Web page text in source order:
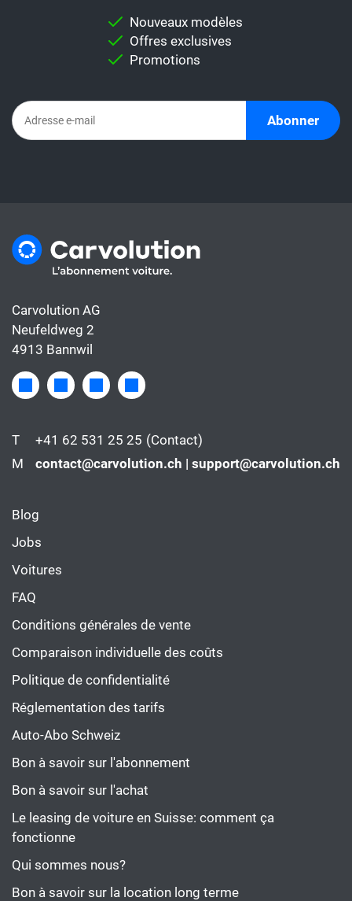
Nouveaux modèles
Offres exclusives
Promotions
Abonner
Carvolution AG
Neufeldweg 2
4913 Bannwil
T +41 62 531 25 25 (Contact)
M
contact@carvolution.ch | support@carvolution.ch
Blog
Jobs
Voitures
FAQ
Conditions générales de vente
Comparaison individuelle des coûts
Politique de confidentialité
Réglementation des tarifs
Auto-Abo Schweiz
Bon à savoir sur l'abonnement
Bon à savoir sur l'achat
Le leasing de voiture en Suisse: comment ça
fonctionne
Qui sommes nous?
Bon à savoir sur la location long terme